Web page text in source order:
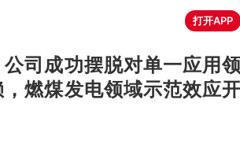
打开APP
公司成功摆脱对单一应用领
燃煤发电领域示范效应开